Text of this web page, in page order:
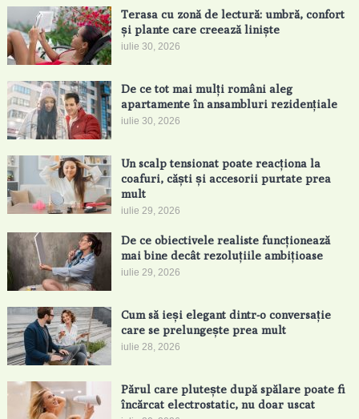
Terasa cu zonă de lectură: umbră, confort
și plante care creează liniște
iulie 30, 2026
De ce tot mai mulți români aleg
apartamente în ansambluri rezidențiale
iulie 30, 2026
Un scalp tensionat poate reacționa la
coafuri, căști și accesorii purtate prea
mult
iulie 29, 2026
De ce obiectivele realiste funcționează
mai bine decât rezoluțiile ambițioase
iulie 29, 2026
Cum să ieși elegant dintr-o conversație
care se prelungește prea mult
iulie 28, 2026
Părul care plutește după spălare poate fi
încărcat electrostatic, nu doar uscat